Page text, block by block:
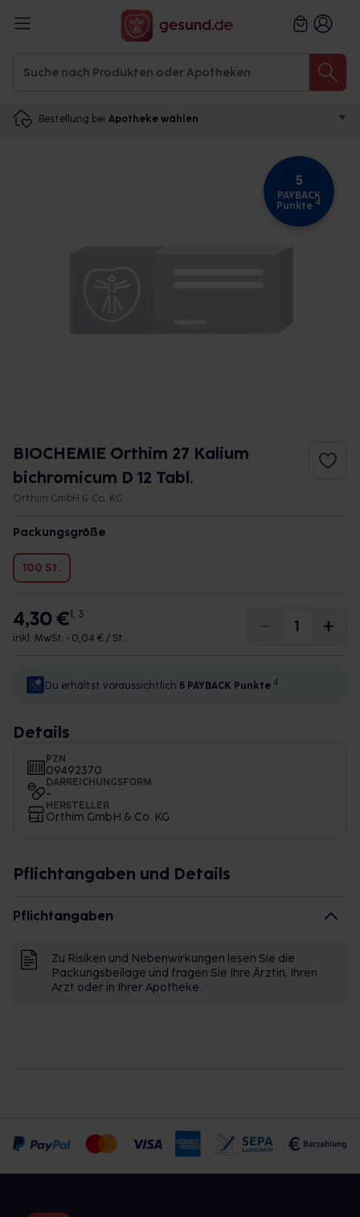
Bestellung bei Apotheke wählen
5
PAYBACK
Punkte 4
BIOCHEMIE Orthim 27 Kalium
bichromicum D 12 Tabl.
Orthim GmbH & Co. KG
Packungsgröße
100 St.
4,30 €1, 3
inkl. MwSt. • 0,04 € / St.
Du erhältst voraussichtlich 5 PAYBACK Punkte 4
Details
PZN
09492370
DARREICHUNGSFORM
-
HERSTELLER
Orthim GmbH & Co. KG
Pflichtangaben und Details
Pflichtangaben
Zu Risiken und Nebenwirkungen lesen Sie die
Packungsbeilage und fragen Sie Ihre Ärztin, Ihren
Arzt oder in Ihrer Apotheke.